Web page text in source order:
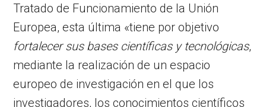
Tratado de Funcionamiento de la Unión
Europea, esta última «tiene por objetivo
fortalecer sus bases científicas y tecnológicas,
mediante la realización de un espacio
europeo de investigación en el que los
investigadores, los conocimientos científicos